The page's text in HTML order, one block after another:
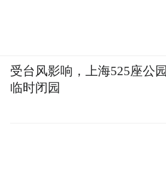
受台风影响，上海525座公园
临时闭园